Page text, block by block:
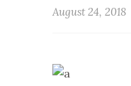
August 24, 2018